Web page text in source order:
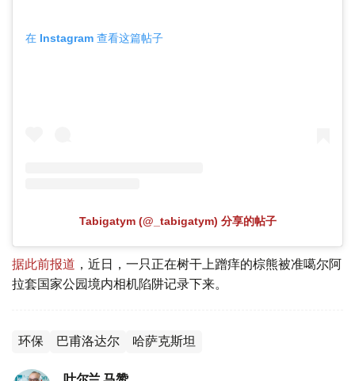
在 Instagram 查看这篇帖子
Tabigatym (@_tabigatym) 分享的帖子
据此前报道 ，近日，一只正在树干上蹭痒的棕熊被准噶尔阿
拉套国家公园境内相机陷阱记录下来。
环保 巴甫洛达尔 哈萨克斯坦